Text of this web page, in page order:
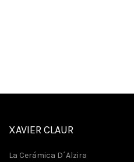
XAVIER CLAUR
La Cerámica D´Alzira